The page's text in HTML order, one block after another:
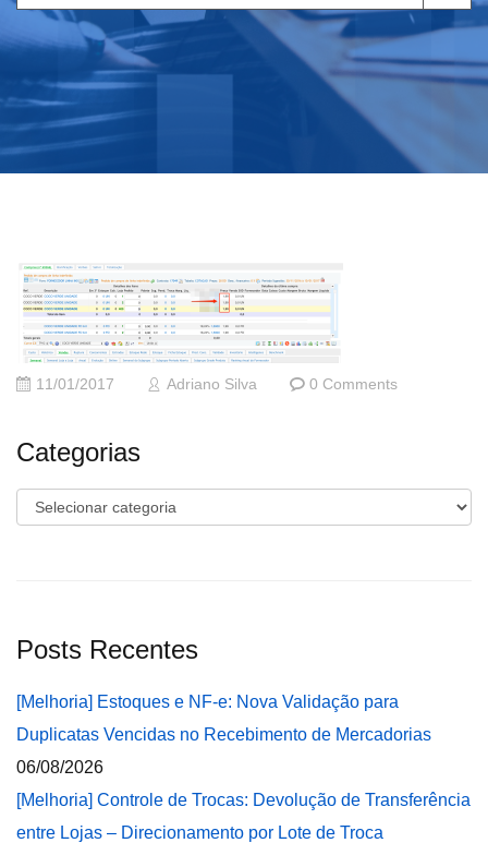
for:
11/01/2017 Adriano Silva 0 Comments
Categorias
Categorias
Posts Recentes
[Melhoria] Estoques e NF-e: Nova Validação para
Duplicatas Vencidas no Recebimento de Mercadorias
06/08/2026
[Melhoria] Controle de Trocas: Devolução de Transferência
entre Lojas – Direcionamento por Lote de Troca